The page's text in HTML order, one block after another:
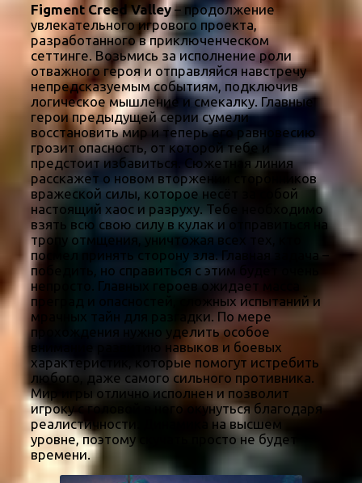
Figment Creed Valley– продолжение
увлекательного игрового проекта,
разработанного в приключенческом
сеттинге. Возьмись за исполнение роли
отважного героя и отправляйся навстречу
непредсказуемым событиям, подключив
логическое мышление и смекалку. Главные
герои предыдущей серии сумели
восстановить мир и теперь его равновесию
грозит опасность, от которой тебе и
предстоит избавиться. Сюжетная линия
расскажет о новом вторжении сторонников
вражеской силы, которое несёт за собой
настоящий хаос и разруху. Тебе необходимо
взять всю свою силу в кулак и отправиться на
тропу отмщения, уничтожая всех тех, кто
посмел принять сторону зла. Главная задача –
победить, но справиться с этим будет очень
непросто. Главных героев ожидает масса
преград и опасностей, сложных испытаний и
мрачных тайн для разгадки. По мере
прохождения нужно уделить особое
внимание развитию навыков и боевых
характеристик, которые помогут истребить
любого, даже самого сильного противника.
Мир игры отлично исполнен и позволит
игроку с головой в него окунуться благодаря
реалистичности. Динамика на высшем
уровне, поэтому скучать просто не будет
времени.